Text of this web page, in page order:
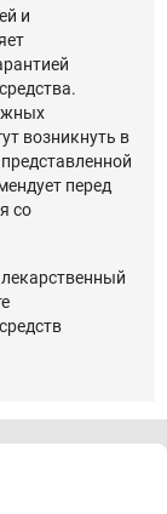
и
возникнуть в
перед
со